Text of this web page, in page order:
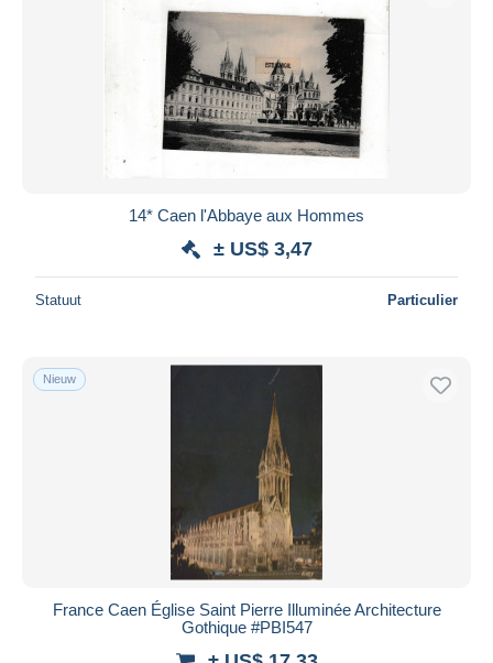
14* Caen l'Abbaye aux Hommes
± US$ 3,47
Statuut Particulier
Nieuw
France Caen Église Saint Pierre Illuminée Architecture
Gothique #PBI547